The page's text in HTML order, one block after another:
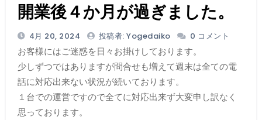
開業後４か月が過ぎました。
4月 20, 2024 投稿者: Yogedaiko 0 コメント
お客様にはご迷惑を日々お掛けしております。
少しずつではありますが問合せも増えて週末は全ての電
話に対応出来ない状況が続いております。
１台での運営ですので全てに対応出来ず大変申し訳なく
思っております。